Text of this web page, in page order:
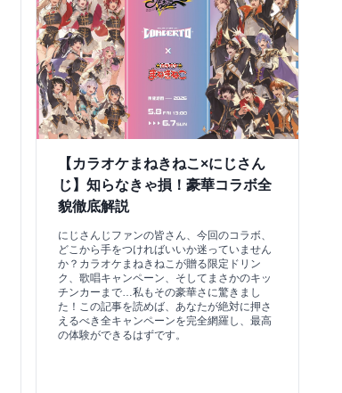
【カラオケまねきねこ×にじさん
じ】知らなきゃ損！豪華コラボ全
貌徹底解説
にじさんじファンの皆さん、今回のコラボ、
どこから手をつければいいか迷っていません
か？カラオケまねきねこが贈る限定ドリン
ク、歌唱キャンペーン、そしてまさかのキッ
チンカーまで…私もその豪華さに驚きまし
た！この記事を読めば、あなたが絶対に押さ
えるべき全キャンペーンを完全網羅し、最高
の体験ができるはずです。